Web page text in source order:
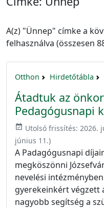
A(z) "Ünnep" címke a
felhasználva (összesen
Otthon Hirdetőtábla
Átadtuk az
Pedagógusnapi
event_available Utolsó frissítés: 2026.
június 11.)
A Padagógusnapi
megköszönni
nevelési
gyerekeinkért végzett
nagyobb segítség a